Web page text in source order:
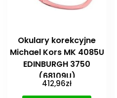
Okulary korekcyjne
Michael Kors MK 4085U
EDINBURGH 3750
(68109U)
412,96zł